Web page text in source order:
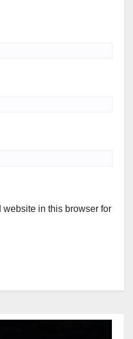
in this browser for